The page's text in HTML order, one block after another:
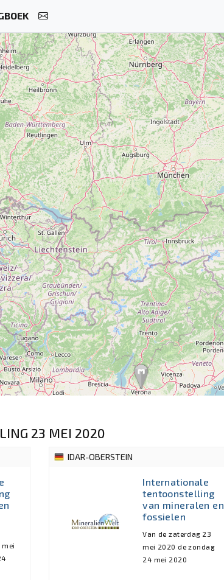
23 MEI 2020
IDAR-OBERSTEIN
Internationale
tentoonstelling
van mineralen en
fossielen
Van de zaterdag 23
mei 2020 de zondag
24 mei 2020